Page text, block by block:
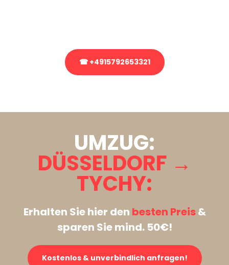
☎ +4915792653321
UMZUG:
DÜSSELDORF →
TYCHY:
Erhalten Sie hier den besten Preis&
sparen Sie mind. 50€!
Kostenlos & unverbindlich anfragen!